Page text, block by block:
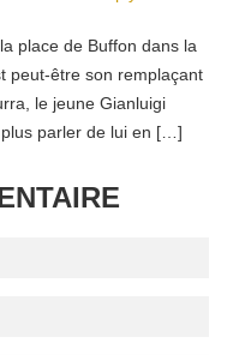
place de Buffon dans la
peut-être son remplaçant
le jeune Gianluigi
parler de lui en […]